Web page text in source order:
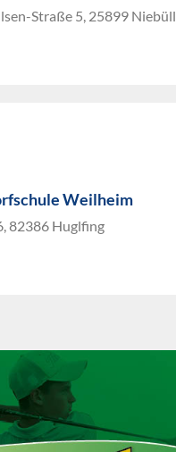
Straße 5, 25899 Niebüll
Weilheim
82386 Huglfing